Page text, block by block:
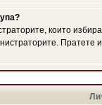
които